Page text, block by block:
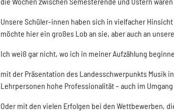
Unsere Schüler-innen haben sich in vielfacher
möchte hier ein großes Lob an sie, aber auch an
Ich weiß gar nicht, wo ich in meiner Aufzählung
mit der Präsentation des Landesschwerpunkts Musik
Lehrpersonen hohe Professionalität – auch im
Oder mit den vielen Erfolgen bei den Wettbewerben,